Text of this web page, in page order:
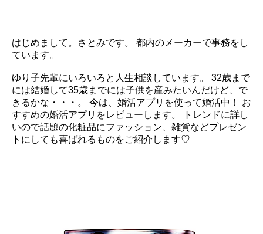
はじめまして。さとみです。 都内のメーカーで事務をし
ています。
ゆり子先輩にいろいろと人生相談しています。 32歳まで
には結婚して35歳までには子供を産みたいんだけど、で
きるかな・・・。 今は、婚活アプリを使って婚活中！ お
すすめの婚活アプリをレビューします。 トレンドに詳し
いので話題の化粧品にファッション、雑貨などプレゼン
トにしても喜ばれるものをご紹介します♡